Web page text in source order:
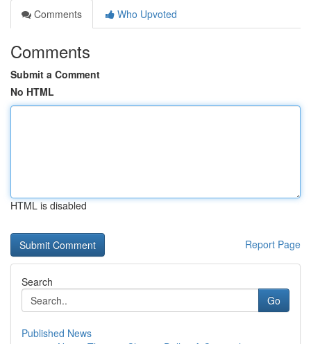
Comments
Who Upvoted
Comments
Submit a Comment
No HTML
HTML is disabled
Report Page
Search
Go
Published News